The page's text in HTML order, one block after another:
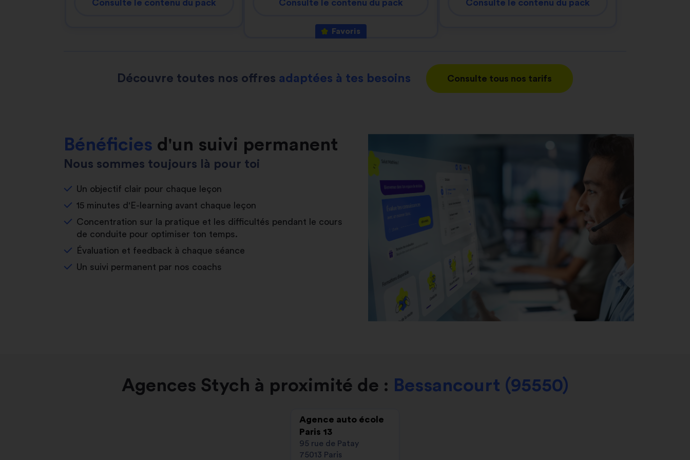
Consulte le contenu du pack Consulte le contenu du pack
Favoris
Consulte le contenu du pack
Découvre toutes nos offres adaptées à tes besoins Consulte tous nos tarifs
Bénéficies d'un suivi permanent
Nous sommes toujours là pour toi
Un objectif clair pour chaque leçon
15 minutes d'E-learning avant chaque leçon
Concentration sur la pratique et les difficultés pendant le cours
de conduite pour optimiser ton temps.
Évaluation et feedback à chaque séance
Un suivi permanent par nos coachs
Agences Stych à proximité de : Bessancourt (95550)
Agence auto école
Paris 13
95 rue de Patay
75013 Paris